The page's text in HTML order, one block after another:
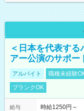
＜日本を代表す
アー公演のサポー
アルバイト 職種未経験
ブランクOK
給与
時給1250円～